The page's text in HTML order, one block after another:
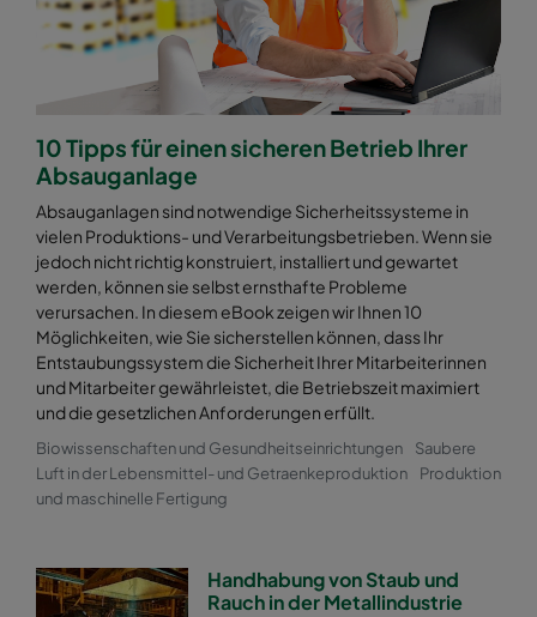
10 Tipps für einen sicheren Betrieb Ihrer
Absauganlage
Absauganlagen sind notwendige Sicherheitssysteme in
vielen Produktions- und Verarbeitungsbetrieben. Wenn sie
jedoch nicht richtig konstruiert, installiert und gewartet
werden, können sie selbst ernsthafte Probleme
verursachen. In diesem eBook zeigen wir Ihnen 10
Möglichkeiten, wie Sie sicherstellen können, dass Ihr
Entstaubungssystem die Sicherheit Ihrer Mitarbeiterinnen
und Mitarbeiter gewährleistet, die Betriebszeit maximiert
und die gesetzlichen Anforderungen erfüllt.
Biowissenschaften und Gesundheitseinrichtungen
Saubere
Luft in der Lebensmittel- und Getraenkeproduktion
Produktion
und maschinelle Fertigung
Handhabung von Staub und
Rauch in der Metallindustrie